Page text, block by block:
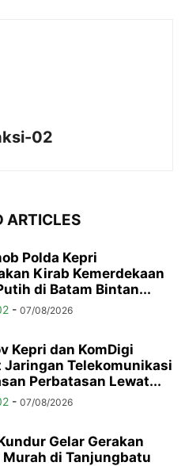
02
ARTICLES
Polda Kepri
Kirab Kemerdekaan
di Batam Bintan...
- 07/08/2026
Kepri dan KomDigi
Jaringan Telekomunikasi
Perbatasan Lewat...
- 07/08/2026
Gelar Gerakan
Murah di Tanjungbatu